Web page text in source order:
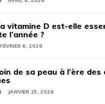
vitamine D est-elle
l’année ?
FÉVRIER 6, 2026
de sa peau à l’ère des
JANVIER 15, 2026